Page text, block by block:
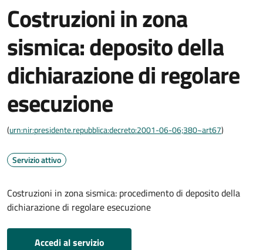
Costruzioni in zona
sismica: deposito della
dichiarazione di regolare
esecuzione
(urn:nir:presidente.repubblica:decreto:2001-06-06;380~art67)
Servizio attivo
Costruzioni in zona sismica: procedimento di deposito della
dichiarazione di regolare esecuzione
Accedi al servizio